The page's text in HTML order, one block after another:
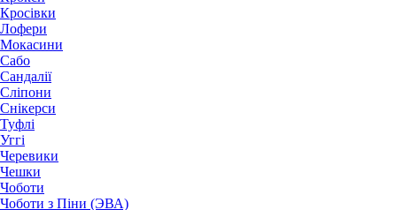
Кросівки
Лофери
Мокасини
Сабо
Сандалії
Сліпони
Снікерси
Туфлі
Уггі
Черевики
Чешки
Чоботи
Чоботи з Піни (ЭВА)